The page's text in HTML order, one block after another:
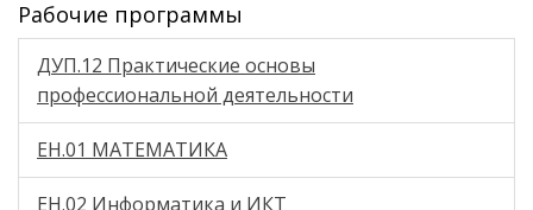
Рабочие программы
ДУП.12 Практические основы
профессиональной деятельности
ЕН.01 МАТЕМАТИКА
ЕН.02 Информатика и ИКТ